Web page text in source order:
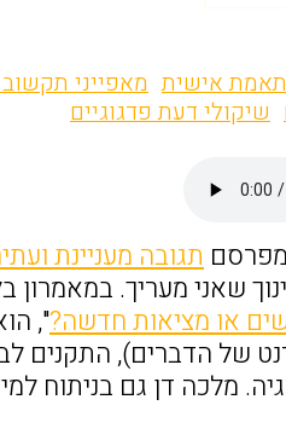
אישית מאפייני תקשוב
שיקולי דעת פדגוגיים
תגובה מעניינת
שאני מעריך.
או מציאות חדשה?",
של הדברים), התקנים
מלכה דן גם בניתוח